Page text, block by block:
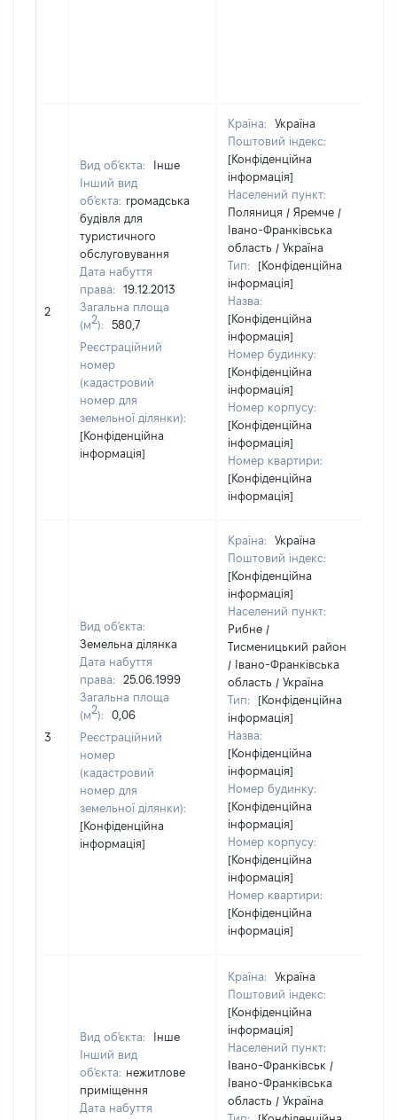
2
Вид об'єкта:
Інше
Інший вид
об'єкта: громадська
будівля для
туристичного
обслуговування
Дата набуття
права:
19.12.2013
Загальна площа
(м2):
580,7
Реєстраційний
номер
(кадастровий
номер для
земельної ділянки):
[Конфіденційна
інформація]
Країна:
Україна
Поштовий індекс:
[Конфіденційна
інформація]
Населений пункт:
Поляниця / Яремче /
Івано-Франківська
область / Україна
Тип:
[Конфіденційна
інформація]
Назва:
[Конфіденційна
інформація]
Номер будинку:
[Конфіденційна
інформація]
Номер корпусу:
[Конфіденційна
інформація]
Номер квартири:
[Конфіденційна
інформація]
3
Вид об'єкта:
Земельна ділянка
Дата набуття
права:
25.06.1999
Загальна площа
(м2):
0,06
Реєстраційний
номер
(кадастровий
номер для
земельної ділянки):
[Конфіденційна
інформація]
Країна:
Україна
Поштовий індекс:
[Конфіденційна
інформація]
Населений пункт:
Рибне /
Тисменицький район
/ Івано-Франківська
область / Україна
Тип:
[Конфіденційна
інформація]
Назва:
[Конфіденційна
інформація]
Номер будинку:
[Конфіденційна
інформація]
Номер корпусу:
[Конфіденційна
інформація]
Номер квартири:
[Конфіденційна
інформація]
Вид об'єкта:
Інше
Інший вид
об'єкта: нежитлове
приміщення
Дата набуття
Країна:
Україна
Поштовий індекс:
[Конфіденційна
інформація]
Населений пункт:
Івано-Франківськ /
Івано-Франківська
область / Україна